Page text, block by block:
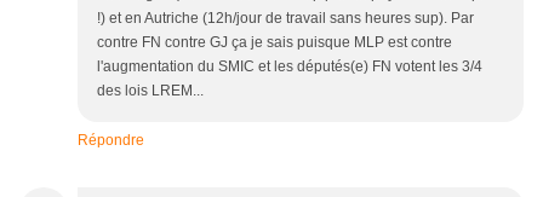
!) et en Autriche (12h/jour de travail sans heures sup). Par
contre FN contre GJ ça je sais puisque MLP est contre
l'augmentation du SMIC et les députés(e) FN votent les 3/4
des lois LREM...
Répondre